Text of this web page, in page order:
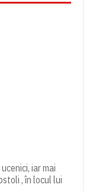
iar mai
, în locul lui